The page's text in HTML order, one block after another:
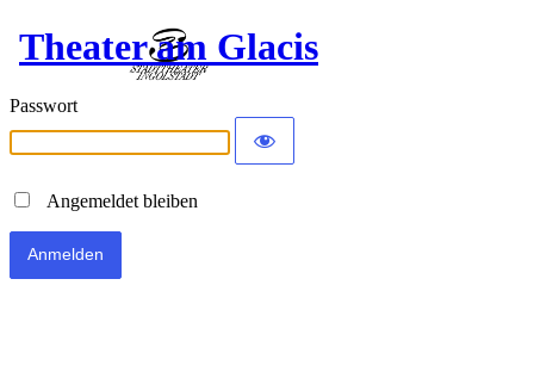
Theater am Glacis
Passwort
Angemeldet bleiben